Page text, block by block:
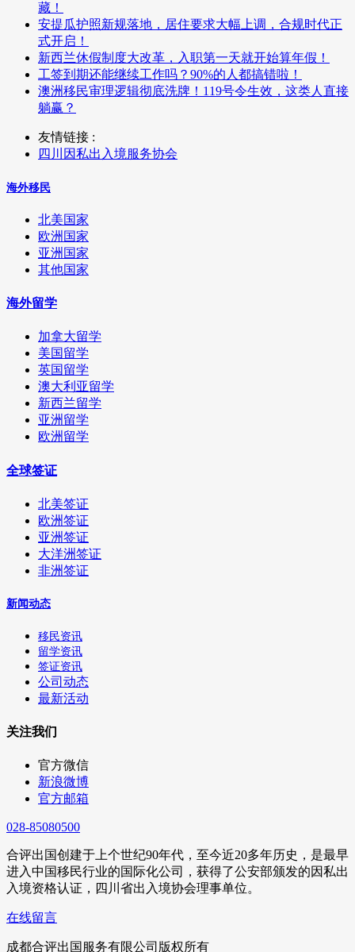
藏！
安提瓜护照新规落地，居住要求大幅上调，合规时代正
式开启！
新西兰休假制度大改革，入职第一天就开始算年假！
工签到期还能继续工作吗？90%的人都搞错啦！
澳洲移民审理逻辑彻底洗牌！119号令生效，这类人直接
躺赢？
友情链接 :
四川因私出入境服务协会
海外移民
北美国家
欧洲国家
亚洲国家
其他国家
海外留学
加拿大留学
美国留学
英国留学
澳大利亚留学
新西兰留学
亚洲留学
欧洲留学
全球签证
北美签证
欧洲签证
亚洲签证
大洋洲签证
非洲签证
新闻动态
移民资讯
留学资讯
签证资讯
公司动态
最新活动
关注我们
官方微信
新浪微博
官方邮箱
028-85080500
合评出国创建于上个世纪90年代，至今近20多年历史，是最早
进入中国移民行业的国际化公司，获得了公安部颁发的因私出
入境资格认证，四川省出入境协会理事单位。
在线留言
成都合评出国服务有限公司版权所有